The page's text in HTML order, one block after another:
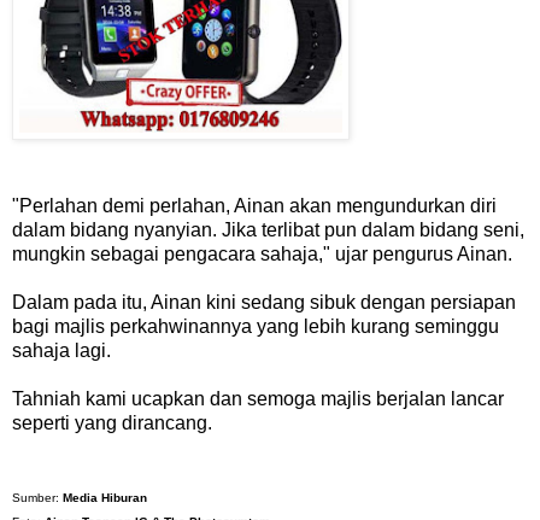
"Perlahan demi perlahan, Ainan akan mengundurkan diri
dalam bidang nyanyian. Jika terlibat pun dalam bidang seni,
mungkin sebagai pengacara sahaja," ujar pengurus Ainan.
Dalam pada itu, Ainan kini sedang sibuk dengan persiapan
bagi majlis perkahwinannya yang lebih kurang seminggu
sahaja lagi.
Tahniah kami ucapkan dan semoga majlis berjalan lancar
seperti yang dirancang.
Sumber: Media Hiburan